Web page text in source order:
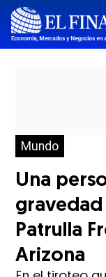
Mundo
Una
Patrulla
Arizona